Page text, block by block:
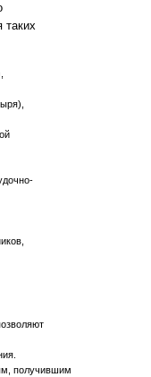
получившим
таких